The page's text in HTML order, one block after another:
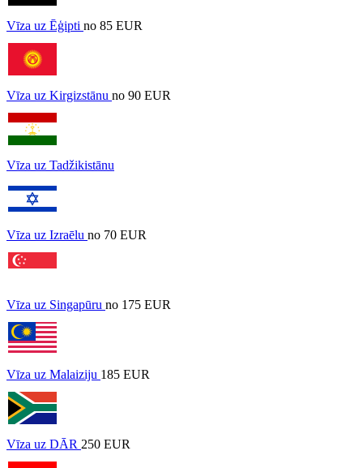
Vīza uz Ēģipti no 85 EUR
Vīza uz Kirgizstānu no 90 EUR
Vīza uz Tadžikistānu
Vīza uz Izraēlu no 70 EUR
Vīza uz Singapūru no 175 EUR
Vīza uz Malaiziju 185 EUR
Vīza uz DĀR 250 EUR